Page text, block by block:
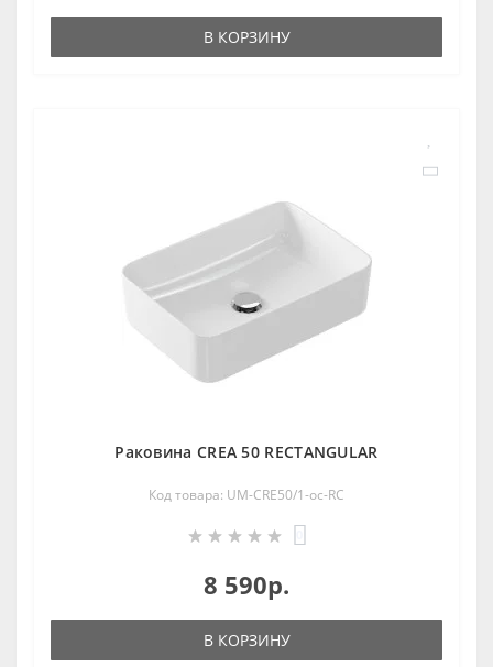
В КОРЗИНУ
Раковина CREA 50 RECTANGULAR
Код товара: UM-CRE50/1-oc-RC
8 590р.
В КОРЗИНУ